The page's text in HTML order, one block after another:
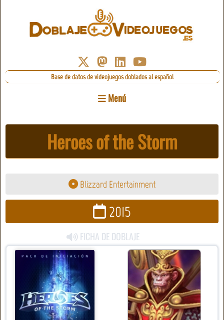
Base de datos de videojuegos doblados al español
Menú
Heroes of the Storm
Blizzard Entertainment
2015
FICHA DE DOBLAJE